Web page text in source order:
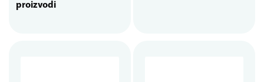
proizvodi